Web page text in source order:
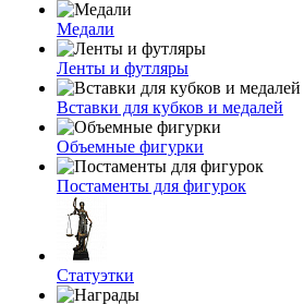
Медали
Ленты и футляры
Вставки для кубков и медалей
Объемные фигурки
Постаменты для фигурок
Статуэтки